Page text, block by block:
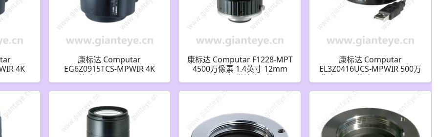
4K
康标达 Computar
EG6Z0915TCS-MPWIR 4K
1/1.8英寸 9.0-50mm F1.5 IR
4K(CS接口)
康标达 Computar F1228-MPT
4500万像素 1.4英寸 12mm
F2.8 机器视觉镜头(C接口)
康标达 Computar
EL3Z0416UCS-MPWIR 500万
像素 1/1.8英寸 4-10mm F1.6